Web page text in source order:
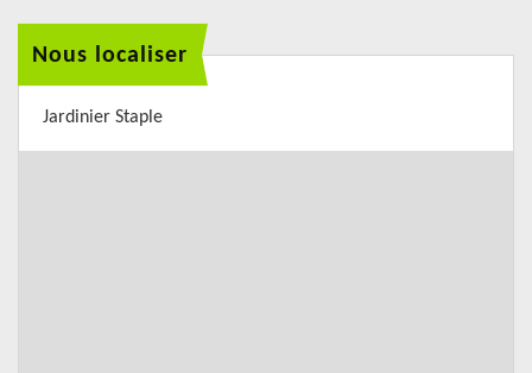
Nous localiser
Jardinier Staple